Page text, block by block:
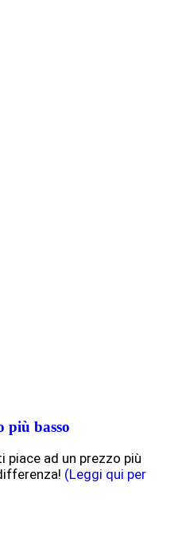
più basso
piace ad un prezzo più
(Leggi qui per